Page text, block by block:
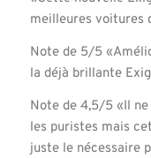
meilleures voitures
Note de 5/5
la déjà brillante
Note de 4,5/5 «Il ne
les puristes mais
juste le nécessaire